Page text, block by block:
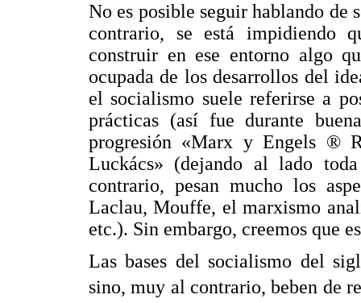
No es posible seguir hablando
contrario, se está impidiendo
construir en ese entorno algo
ocupada de los desarrollos del
el socialismo suele referirse a
prácticas (así fue durante
progresión «Marx y Engels ®
Luckács» (dejando al lado
contrario, pesan mucho los
Laclau, Mouffe, el marxismo
etc.). Sin embargo, creemos que
Las bases del socialismo del
sino, muy al contrario, beben de